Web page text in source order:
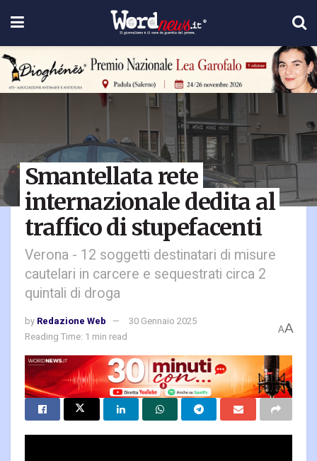
Smantellata rete
internazionale dedita al
traffico di stupefacenti
Verona - 12 soggetti destinatari di misure
cautelari in carcere e sequestrati circa 2
quintali di droga
by Redazione Web
30 Gennaio 2025
Reading Time: 1 min read
AA